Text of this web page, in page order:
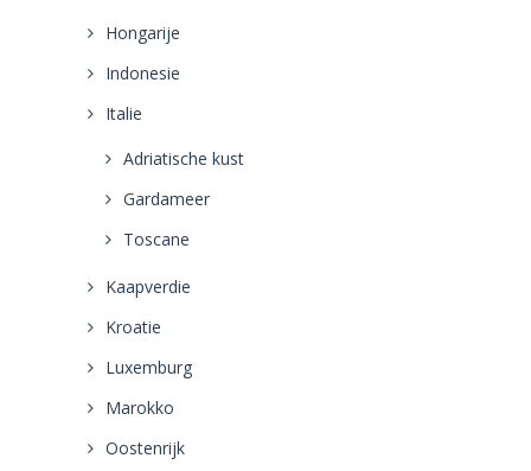
Hongarije
Indonesie
Italie
Adriatische kust
Gardameer
Toscane
Kaapverdie
Kroatie
Luxemburg
Marokko
Oostenrijk